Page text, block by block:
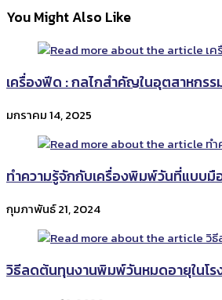
articles
You Might Also Like
เครื่องฟีด : กลไกสำคัญในอุตสาหกร
มกราคม 14, 2025
ทำความรู้จักกับเครื่องพิมพ์วันที่แบบมื
กุมภาพันธ์ 21, 2024
วิธีลดต้นทุนงานพิมพ์วันหมดอายุในโร